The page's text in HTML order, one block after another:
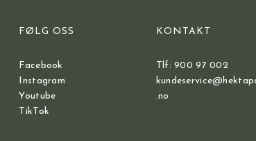
FØLG OSS
Facebook
Instagram
Youtube
TikTok
KONTAKT
Tlf: 900 97 002
.no